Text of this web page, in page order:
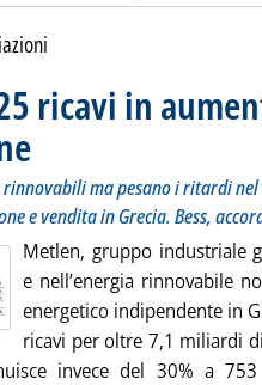
ricavi in
ma pesano i ritardi nel
e vendita in Grecia. Bess,
Metlen, gruppo industriale
e nell’energia rinnovabile
energetico indipendente in
ricavi per oltre 7,1 miliardi
invece del 30% a